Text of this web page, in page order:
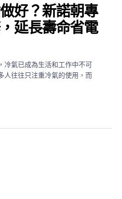
好？新諾朝專
延長壽命省電
冷氣已成為生活和工作中不可
人往往只注重冷氣的使用，而